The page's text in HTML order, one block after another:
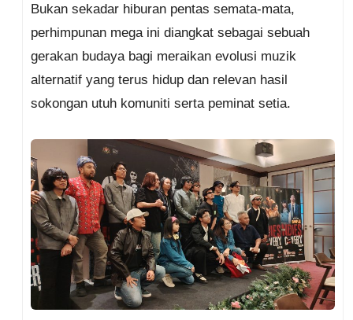
Bukan sekadar hiburan pentas semata-mata,
perhimpunan mega ini diangkat sebagai sebuah
gerakan budaya bagi meraikan evolusi muzik
alternatif yang terus hidup dan relevan hasil
sokongan utuh komuniti serta peminat setia.